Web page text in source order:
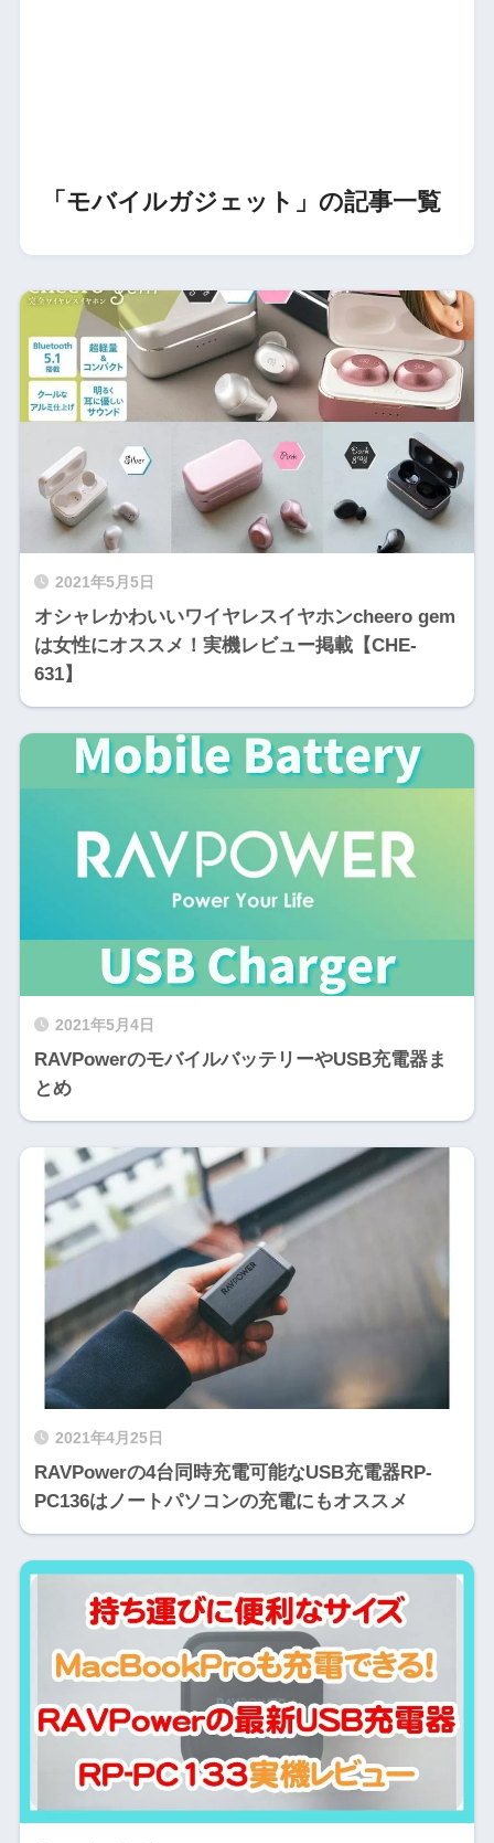
「モバイルガジェット」の記事一覧
2021年5月5日
オシャレかわいいワイヤレスイヤホンcheero gem
は女性にオススメ！実機レビュー掲載【CHE-
631】
2021年5月4日
RAVPowerのモバイルバッテリーやUSB充電器ま
とめ
2021年4月25日
RAVPowerの4台同時充電可能なUSB充電器RP-
PC136はノートパソコンの充電にもオススメ